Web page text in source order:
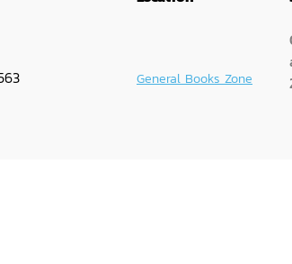
General Books Zone